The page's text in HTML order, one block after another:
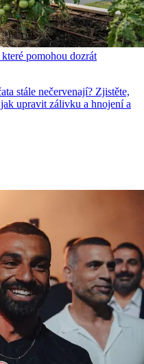
pomohou dozrát
stále nečervenají? Zjistěte,
upravit zálivku a hnojení a